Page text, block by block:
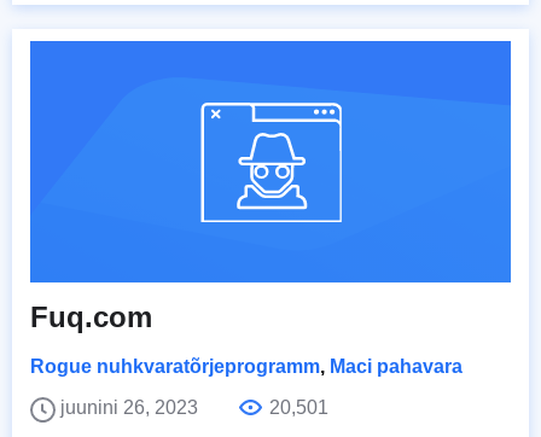
Fuq.com
Rogue nuhkvaratõrjeprogramm, Maci pahavara
juunini 26, 2023
20,501